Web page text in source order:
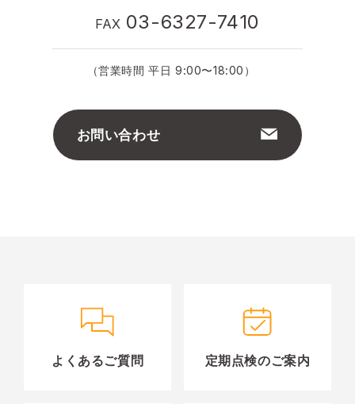
FAX 03-6327-7410
（営業時間 平日 9:00〜18:00）
お問い合わせ
よくあるご質問 定期点検のご案内